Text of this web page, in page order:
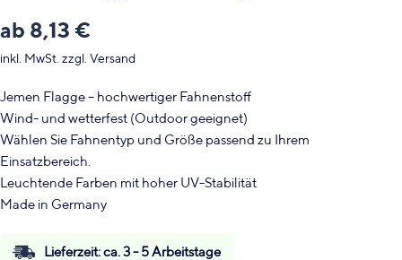
ab 8,13 €
inkl. MwSt. zzgl. Versand
Jemen Flagge – hochwertiger Fahnenstoff
Wind- und wetterfest (Outdoor geeignet)
Wählen Sie Fahnentyp und Größe passend zu Ihrem
Einsatzbereich.
Leuchtende Farben mit hoher UV-Stabilität
Made in Germany
Lieferzeit:ca. 3 - 5 Arbeitstage